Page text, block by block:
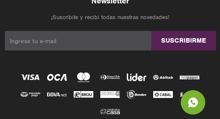
¡Suscribite y recibí todas nuestras novedades!
SUSCRIBIRME